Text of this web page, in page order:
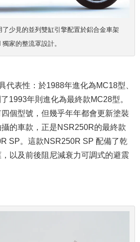
了少見的並列雙缸引擎配置於鋁合金車架
家的整流罩設計。
代表性：於1988年進化為MC18型、
1993年則進化為最終款MC28型。
個型號，但幾乎年年都會更新塗裝
的車款，正是NSR250R的最終款
SP。這款NSR250R SP 配備了乾
以及前後阻尼減衰力可調式的避震